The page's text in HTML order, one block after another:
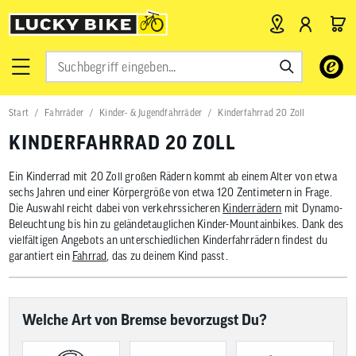
Verwende
Pfeile
nach
oben
das
Ergebnis
Drücke
die
gelangen.
Start Fahrräder Kinder- & Jugendfahrräder Kinderfahrrad 20 Zoll
KINDERFAHRRAD 20 ZOLL
Ein Kinderrad mit 20 Zoll großen Rädern kommt ab einem Alter von etwa
sechs Jahren und einer Körpergröße von etwa 120 Zentimetern in Frage.
Die Auswahl reicht dabei von verkehrssicheren Kinderrädern mit Dynamo-
Beleuchtung bis hin zu geländetauglichen Kinder-Mountainbikes. Dank des
vielfältigen Angebots an unterschiedlichen Kinderfahrrädern findest du
garantiert ein Fahrrad , das zu deinem Kind passt.
Welche Art von Bremse bevorzugst Du?